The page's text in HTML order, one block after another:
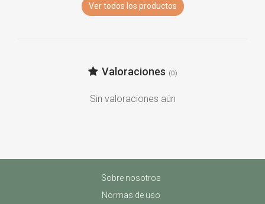
Ver todos los productos
Valoraciones (0)
Sin valoraciones aún
Sobre nosotros
Normas de uso